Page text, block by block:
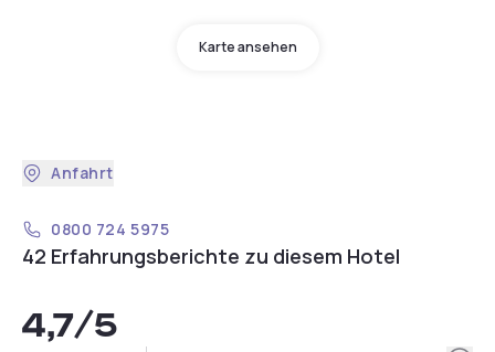
Karte ansehen
Anfahrt
0800 724 5975
42 Erfahrungsberichte zu diesem Hotel
4,7/5